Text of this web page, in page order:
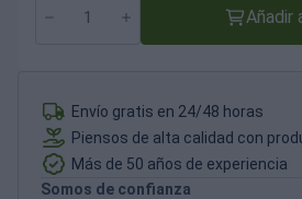
Añadir
Envío gratis en 24/48 horas
Piensos de alta calidad con
Más de 50 años de experiencia
Somos de confianza